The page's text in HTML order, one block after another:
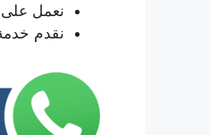
نعمل على
نقدم